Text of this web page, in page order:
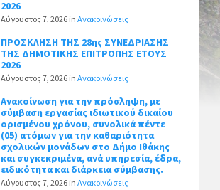
2026
Αύγουστος 7, 2026 inΑνακοινώσεις
ΠΡΟΣΚΛΗΣΗ ΤΗΣ 28ης ΣΥΝΕΔΡΙΑΣΗΣ
ΤΗΣ ΔΗΜΟΤΙΚΗΣ ΕΠΙΤΡΟΠΗΣ ΕΤΟΥΣ
2026
Αύγουστος 7, 2026 inΑνακοινώσεις
Ανακοίνωση για την πρόσληψη, με
σύμβαση εργασίας ιδιωτικού δικαίου
ορισμένου χρόνου, συνολικά πέντε
(05) ατόμων για την καθαριότητα
σχολικών μονάδων στο Δήμο Ιθάκης
και συγκεκριμένα, ανά υπηρεσία, έδρα,
ειδικότητα και διάρκεια σύμβασης.
Αύγουστος 7, 2026 inΑνακοινώσεις